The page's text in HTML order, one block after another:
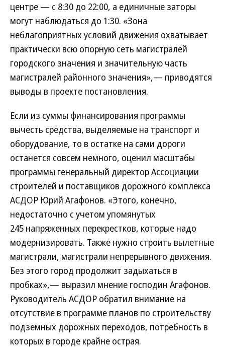
центре — с 8:30 до 22:00, а единичные заторы
могут наблюдаться до 1:30. «Зона
неблагоприятных условий движения охватывает
практически всю опорную сеть магистралей
городского значения и значительную часть
магистралей районного значения»,— приводятся
выводы в проекте постановления.
Если из суммы финансирования программы
вычесть средства, выделяемые на транспорт и
оборудование, то в остатке на сами дороги
останется совсем немного, оценил масштабы
программы генеральный директор Ассоциации
строителей и поставщиков дорожного комплекса
АСДОР Юрий Агафонов. «Этого, конечно,
недостаточно с учетом упомянутых
245 напряженных перекрестков, которые надо
модернизировать. Также нужно строить вылетные
магистрали, магистрали непрерывного движения.
Без этого город продолжит задыхаться в
пробках»,— выразил мнение господин Агафонов.
Руководитель АСДОР обратил внимание на
отсутствие в программе планов по строительству
подземных дорожных переходов, потребность в
которых в городе крайне острая.